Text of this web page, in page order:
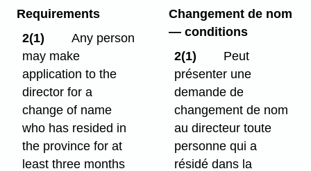
Requirements
2(1)
Any person
may make
application to the
director for a
change of name
who has resided in
the province for at
least three months
Changement de nom
— conditions
2(1)
Peut
présenter une
demande de
changement de nom
au directeur toute
personne qui a
résidé dans la